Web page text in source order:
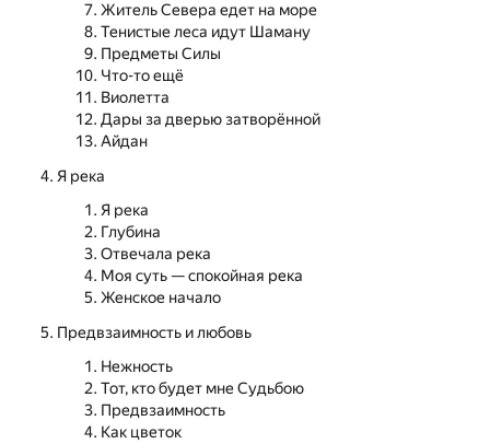
Житель Севера едет на море
Тенистые леса идут Шаману
Предметы Силы
Что-то ещё
Виолетта
Дары за дверью затворённой
Айдан
Я река
Я река
Глубина
Отвечала река
Моя суть — спокойная река
Женское начало
Предвзаимность и любовь
Нежность
Тот, кто будет мне Судьбою
Предвзаимность
Как цветок